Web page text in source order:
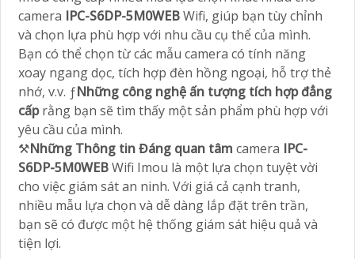
camera IPC-S6DP-5M0WEBWifi, giúp bạn tùy chỉnh
và chọn lựa phù hợp với nhu cầu cụ thể của mình.
Bạn có thể chọn từ các mẫu camera có tính năng
xoay ngang dọc, tích hợp đèn hồng ngoại, hỗ trợ thẻ
nhớ, v.v. ƒNhững công nghệ ấn tượng tích hợp đẳng
cấprằng bạn sẽ tìm thấy một sản phẩm phù hợp với
yêu cầu của mình.
⚒Những Thông tin Đáng quan tâm camera IPC-
S6DP-5M0WEBWifi Imou là một lựa chọn tuyệt vời
cho việc giám sát an ninh. Với giá cả cạnh tranh,
nhiều mẫu lựa chọn và dễ dàng lắp đặt trên trần,
bạn sẽ có được một hệ thống giám sát hiệu quả và
tiện lợi.